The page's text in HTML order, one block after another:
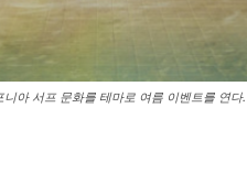
아 서프 문화를 테마로 여름 이벤트를 연다.